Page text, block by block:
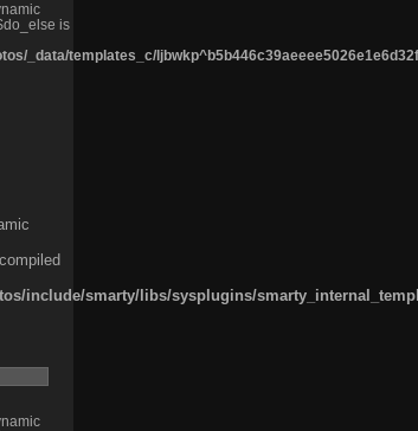
is
_data/templates_c/
include/smarty/libs/sysplugins/